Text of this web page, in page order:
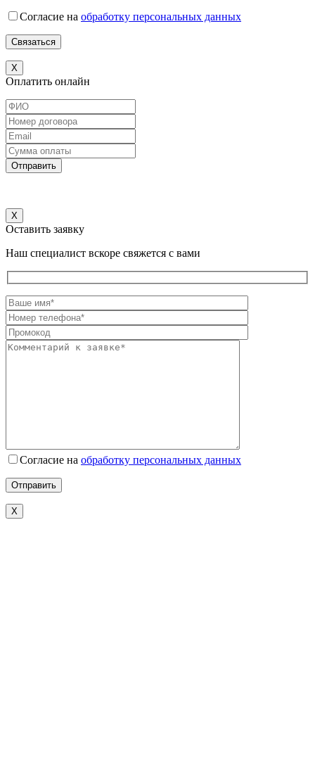
Согласие на обработку персональных данных
X
Оплатить онлайн
Отправить
Х
Оставить заявку
Наш специалист вскоре свяжется с вами
Согласие на обработку персональных данных
Х